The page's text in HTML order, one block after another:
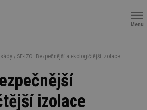
Menu
/ SF-IZO: Bezpečnější a ekologičtější izolace
izolace